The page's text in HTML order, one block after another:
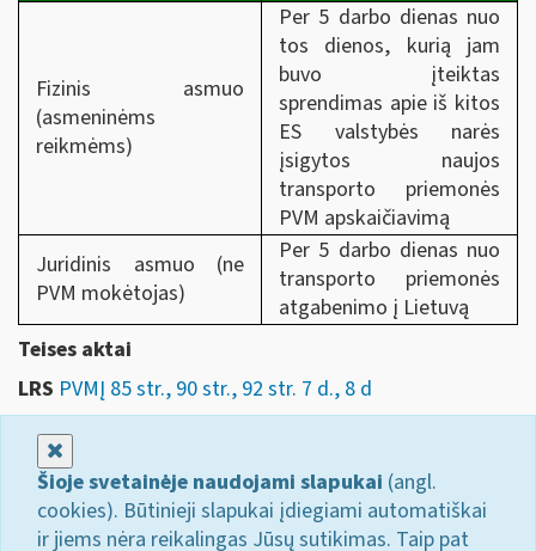
Fizinis asmuo
(asmeninėms
reikmėms)
Per 5 darbo dienas nuo
tos dienos, kurią jam
buvo įteiktas
sprendimas apie iš kitos
ES valstybės narės
įsigytos naujos
transporto priemonės
PVM apskaičiavimą
Juridinis asmuo (ne
PVM mokėtojas)
Per 5 darbo dienas nuo
transporto priemonės
atgabenimo į Lietuvą
Teises aktai
LRS PVMĮ 85 str., 90 str., 92 str. 7 d., 8 d
Šioje svetainėje naudojami slapukai (angl.
cookies). Būtinieji slapukai įdiegiami automatiškai
ir jiems nėra reikalingas Jūsų sutikimas. Taip pat